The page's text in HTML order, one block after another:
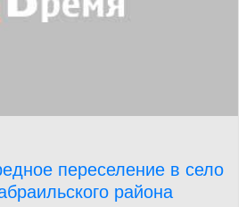
переселение в село
района